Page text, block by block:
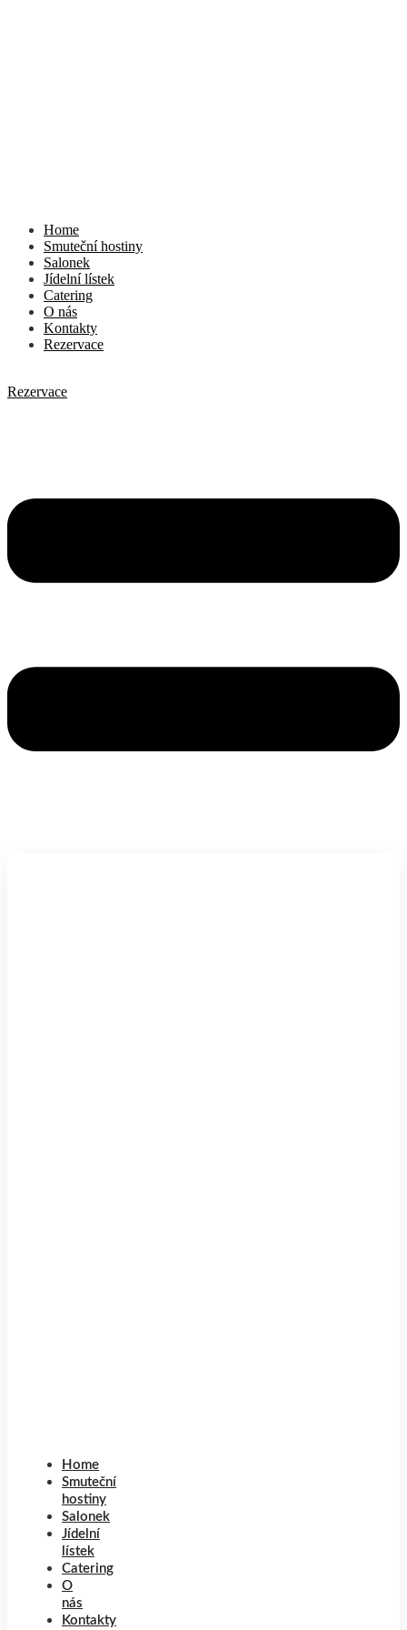
Home
Smuteční hostiny
Salonek
Jídelní lístek
Catering
O nás
Kontakty
Rezervace
Rezervace
Home
Smuteční
hostiny
Salonek
Jídelní
lístek
Catering
O
nás
Kontakty